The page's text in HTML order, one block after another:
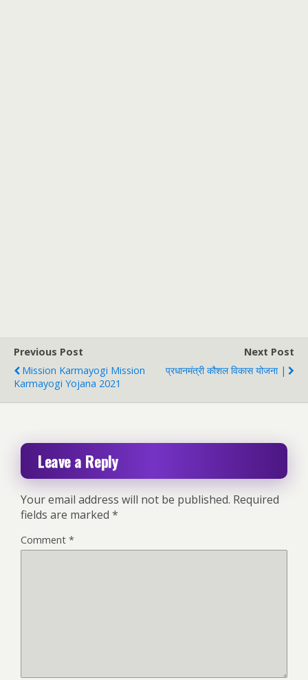
Previous Post
Mission Karmayogi Mission
Karmayogi Yojana 2021
Next Post
प्रधानमंत्री कौशल विकास योजना |
Leave a Reply
Your email address will not be published. Required
fields are marked *
Comment *